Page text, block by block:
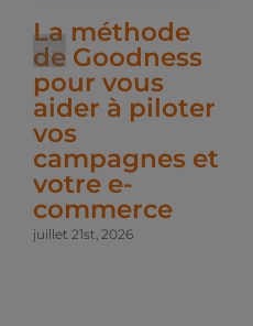
La méthode
de Goodness
pour vous
aider à piloter
vos
campagnes et
votre e-
commerce
juillet 21st, 2026